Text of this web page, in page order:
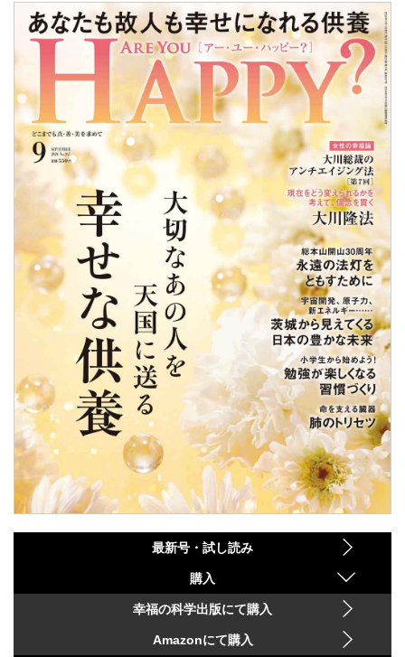
最新号・試し読み
購入
幸福の科学出版にて購入
Amazonにて購入